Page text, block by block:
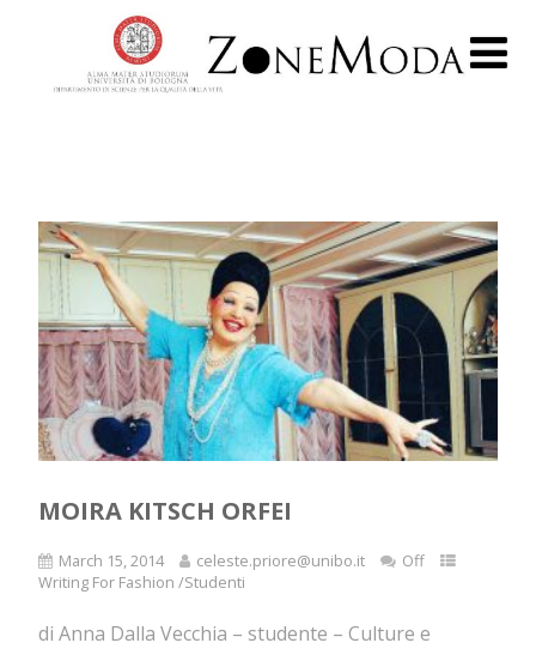
MOIRA KITSCH ORFEI
March 15, 2014 celeste.priore@unibo.it
Off
Writing For Fashion /Studenti
di Anna Dalla Vecchia – studente – Culture e